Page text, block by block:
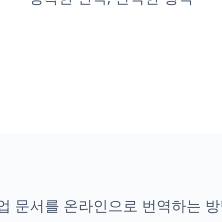
문서를 온라인으로 번역하는